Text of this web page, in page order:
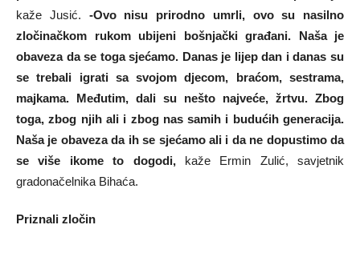
kaže Jusić. -Ovo nisu prirodno umrli, ovo su nasilno
zločinačkom rukom ubijeni bošnjački građani. Naša je
obaveza da se toga sjećamo. Danas je lijep dan i danas su
se trebali igrati sa svojom djecom, braćom, sestrama,
majkama. Međutim, dali su nešto najveće, žrtvu. Zbog
toga, zbog njih ali i zbog nas samih i budućih generacija.
Naša je obaveza da ih se sjećamo ali i da ne dopustimo da
se više ikome to dogodi,kaže Ermin Zulić, savjetnik
gradonačelnika Bihaća.
Priznali zločin